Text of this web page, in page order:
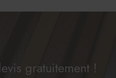
gratuitement !